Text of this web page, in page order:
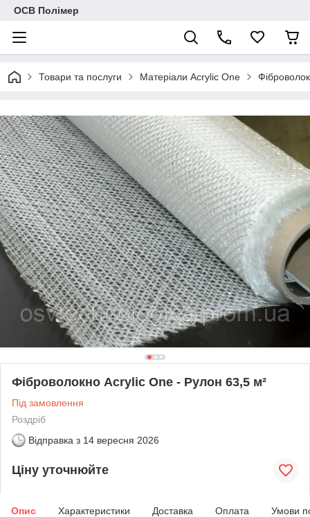
ОСВ Полімер
Товари та послуги Матеріали Acrylic One
Фіброволокно Acrylic One - Рулон 63,5 м²
Під замовлення
Роздріб
Відправка з 14 вересня 2026
Ціну уточнюйте
Опис Характеристики Доставка Оплата Умови